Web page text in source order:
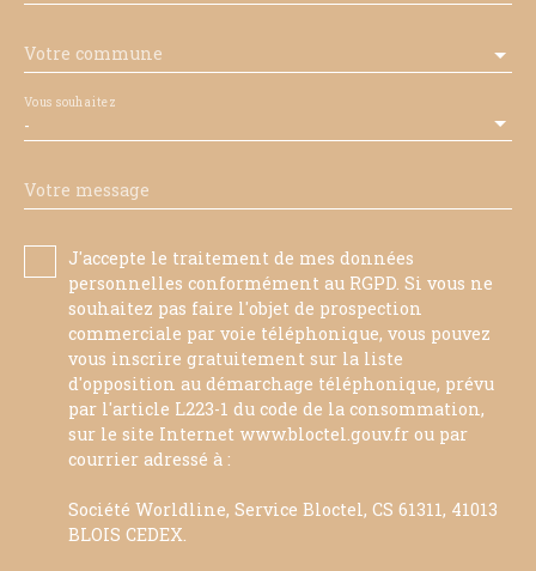
Votre commune
-
Vous souhaitez
Votre message
J'accepte le traitement de mes données
personnelles conformément au RGPD. Si vous ne
souhaitez pas faire l'objet de prospection
commerciale par voie téléphonique, vous pouvez
vous inscrire gratuitement sur la liste
d'opposition au démarchage téléphonique, prévu
par l'article L223-1 du code de la consommation,
sur le site Internet www.bloctel.gouv.fr ou par
courrier adressé à :
Société Worldline, Service Bloctel, CS 61311, 41013
BLOIS CEDEX.